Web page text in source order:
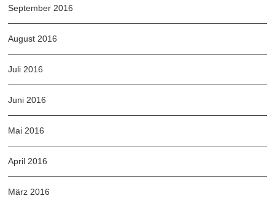
September 2016
August 2016
Juli 2016
Juni 2016
Mai 2016
April 2016
März 2016